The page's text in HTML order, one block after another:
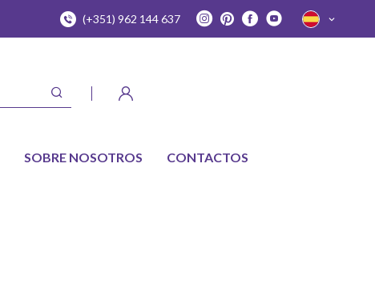
(+351) 962 144 637
SOBRE NOSOTROS CONTACTOS